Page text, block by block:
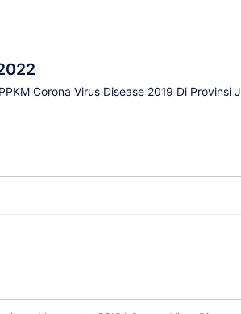
Corona Virus Disease 2019 Di Provinsi